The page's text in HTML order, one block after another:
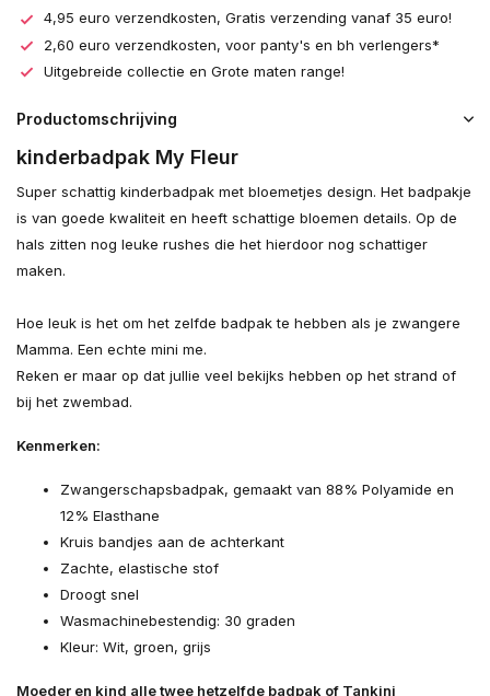
4,95 euro verzendkosten, Gratis verzending vanaf 35 euro!
2,60 euro verzendkosten, voor panty's en bh verlengers*
Uitgebreide collectie en Grote maten range!
Productomschrijving
kinderbadpak My Fleur
Super schattig kinderbadpak met bloemetjes design. Het badpakje
is van goede kwaliteit en heeft schattige bloemen details. Op de
hals zitten nog leuke rushes die het hierdoor nog schattiger
maken.
Hoe leuk is het om het zelfde badpak te hebben als je zwangere
Mamma. Een echte mini me.
Reken er maar op dat jullie veel bekijks hebben op het strand of
bij het zwembad.
Kenmerken:
Zwangerschapsbadpak, gemaakt van 88% Polyamide en
12% Elasthane
Kruis bandjes aan de achterkant
Zachte, elastische stof
Droogt snel
Wasmachinebestendig: 30 graden
Kleur: Wit, groen, grijs
Moeder en kind alle twee hetzelfde badpak of Tankini